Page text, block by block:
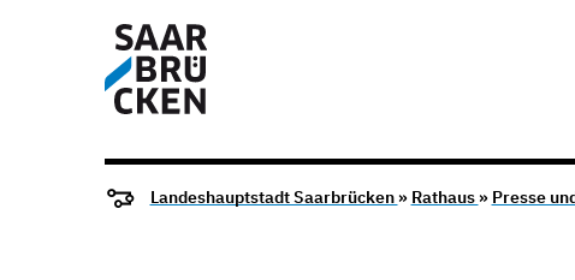
Landeshauptstadt Saarbrücken » Rathaus » Presse